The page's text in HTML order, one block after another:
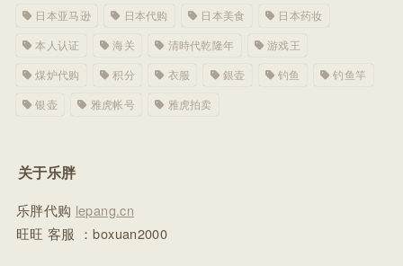
日本亚马逊
日本代购 日本美食
日本药妆
本人认证
海关 清時代乾隆年
游戏王
煤炉代购
积分 衣服 銀壶 钓鱼
钓鱼竿
银壶
雅虎帐号 雅虎拍卖
关于乐胖
乐胖代购 lepang.cn
旺旺 客服 ：boxuan2000